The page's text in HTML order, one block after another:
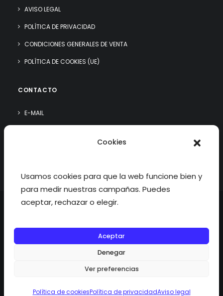
Cookies
Usamos cookies para que la web funcione bien y
para medir nuestras campañas. Puedes
aceptar, rechazar o elegir.
Aceptar
Denegar
Ver preferencias
Política de cookiesPolítica de privacidadAviso legal
AVISO LEGAL
POLÍTICA DE PRIVACIDAD
CONDICIONES GENERALES DE VENTA
POLÍTICA DE COOKIES (UE)
CONTACTO
E-MAIL
©2026 fisioterapiatualcance todos los derechos reservados.